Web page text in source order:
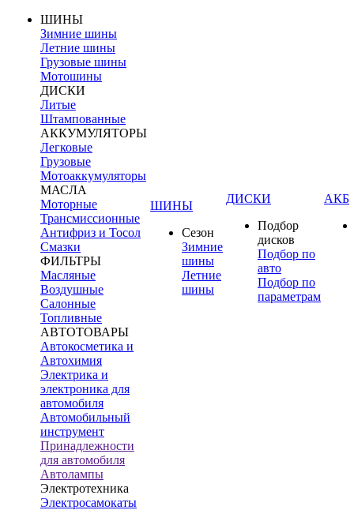
ШИНЫ
Зимние шины
Летние шины
Грузовые шины
Мотошины
ДИСКИ
Литые
Штампованные
АККУМУЛЯТОРЫ
Легковые
Грузовые
Мотоаккумуляторы
МАСЛА
Моторные
Трансмиссионные
Антифриз и Тосол
Смазки
ФИЛЬТРЫ
Масляные
Воздушные
Салонные
Топливные
АВТОТОВАРЫ
Автокосметика и
Автохимия
Электрика и
электроника для
автомобиля
Автомобильный
инструмент
Принадлежности
для автомобиля
Автолампы
Электротехника
Электросамокаты
ШИНЫ
Сезон
Зимние
шины
Летние
шины
ДИСКИ
Подбор
дисков
Подбор по
авто
Подбор по
параметрам
АКБ